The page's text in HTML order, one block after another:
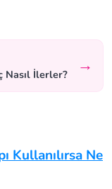
Nasıl İlerler? →
Kullanılırsa Ne